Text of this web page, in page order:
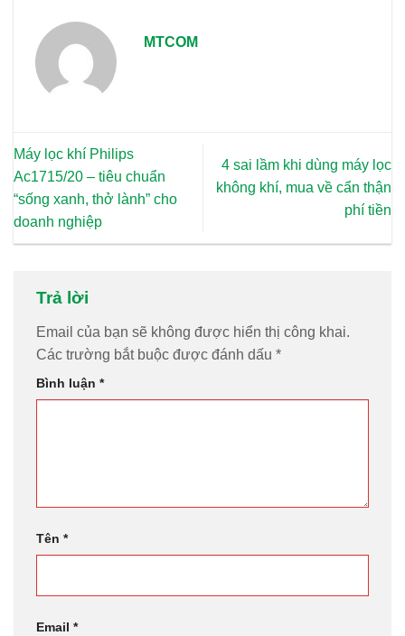
MTCOM
Máy lọc khí Philips
Ac1715/20 – tiêu chuẩn
“sống xanh, thở lành” cho
doanh nghiệp
4 sai lầm khi dùng máy lọc
không khí, mua về cẩn thận
phí tiền
Trả lời
Email của bạn sẽ không được hiển thị công khai.
Các trường bắt buộc được đánh dấu *
Bình luận *
Tên *
Email *